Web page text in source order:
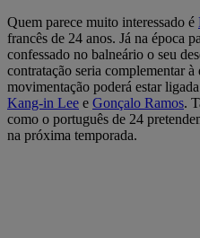
Quem parece muito interessado é
francês de 24 anos. Já na época
confessado no balneário o seu
contratação seria complementar
movimentação poderá estar
Kang-in Lee e Gonçalo Ramos.
como o português de 24
na próxima temporada.